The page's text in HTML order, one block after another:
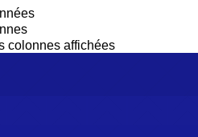
colonnes affichées